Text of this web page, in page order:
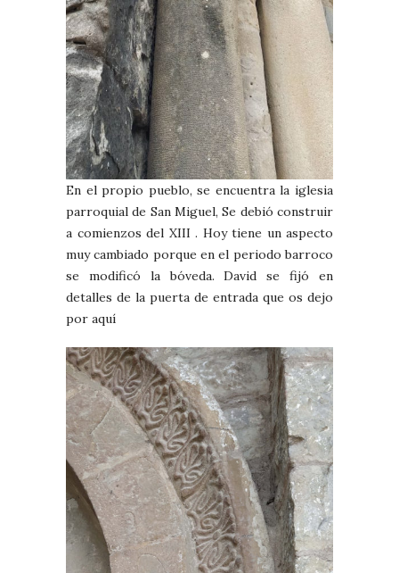
En el propio pueblo, se encuentra la iglesia
parroquial de San Miguel, Se debió construir
a comienzos del XIII . Hoy tiene un aspecto
muy cambiado porque en el periodo barroco
se modificó la bóveda. David se fijó en
detalles de la puerta de entrada que os dejo
por aquí